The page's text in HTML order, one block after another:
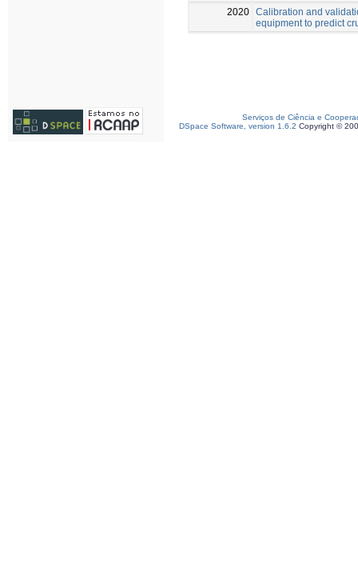
2020 Calibration and
equipment to predict
Serviços de Ciência e
DSpace Software, version 1.6.2 Copyright ©